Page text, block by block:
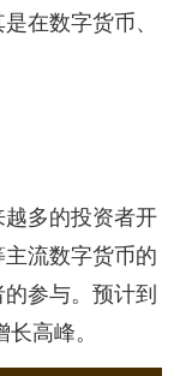
在数字货币、
多的投资者开
流数字货币的
参与。预计到
高峰。